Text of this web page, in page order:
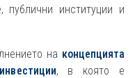
публични институции и
на концепцията
, в която е